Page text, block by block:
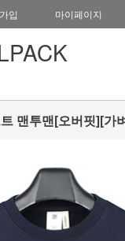
입 마이페이지
맨투맨[오버핏][가